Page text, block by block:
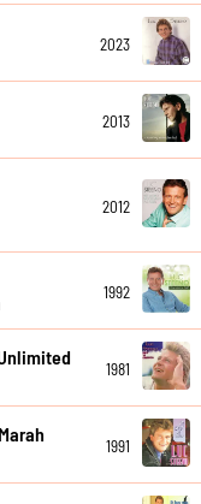
2023
2013
2012
1992
1981
1991